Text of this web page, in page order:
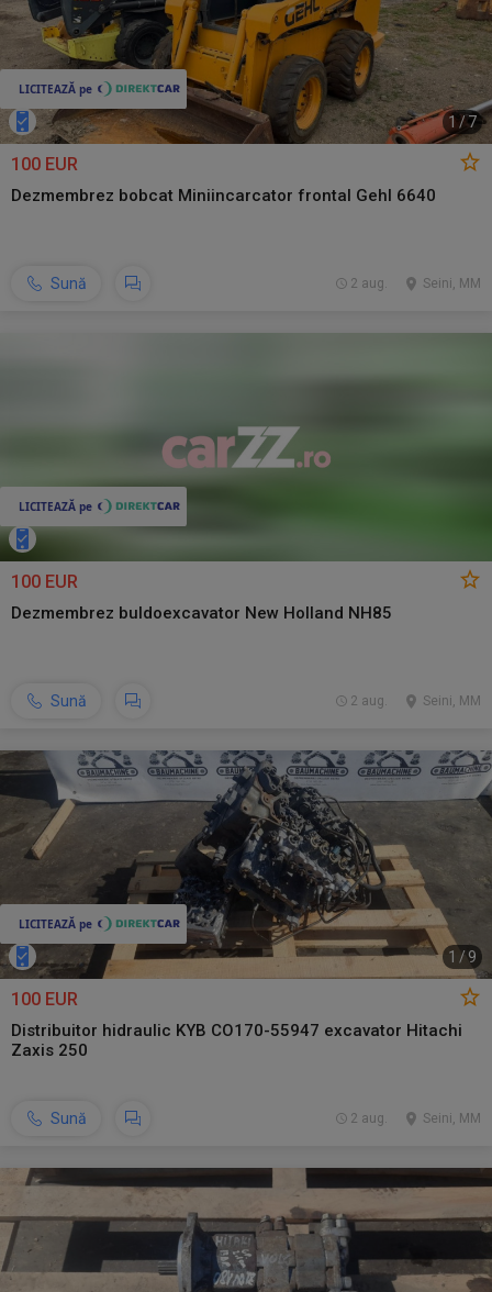
1/7
100 EUR
Dezmembrez bobcat Miniincarcator frontal Gehl 6640
Sună Seini, MM
2 aug.
100 EUR
Dezmembrez buldoexcavator New Holland NH85
Sună Seini, MM
2 aug.
1 / 9
100 EUR
Distribuitor hidraulic KYB CO170-55947 excavator Hitachi
Zaxis 250
Sună Seini, MM
2 aug.